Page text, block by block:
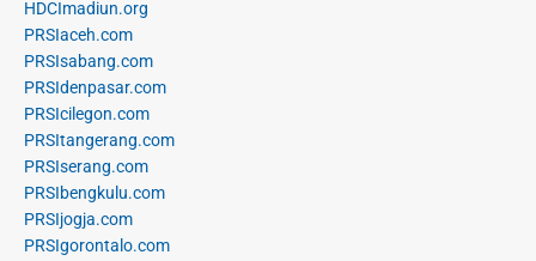
HDCImadiun.org
PRSIaceh.com
PRSIsabang.com
PRSIdenpasar.com
PRSIcilegon.com
PRSItangerang.com
PRSIserang.com
PRSIbengkulu.com
PRSIjogja.com
PRSIgorontalo.com